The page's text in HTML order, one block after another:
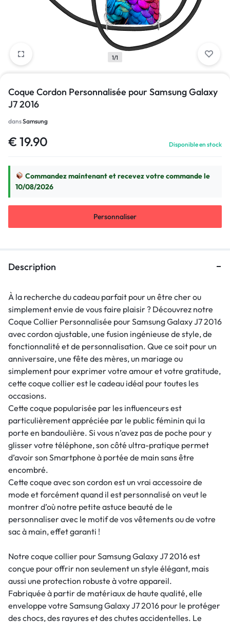
1/1
Coque Cordon Personnalisée pour Samsung Galaxy
J7 2016
dansSamsung
€ 19.90 Disponible en stock
Commandez maintenant et recevez votre commande le
10/08/2026
Personnaliser
Description
À la recherche du cadeau parfait pour un être cher ou
simplement envie de vous faire plaisir ? Découvrez notre
Coque Collier Personnalisée pour Samsung Galaxy J7 2016
avec cordon ajustable, une fusion ingénieuse de style, de
fonctionnalité et de personnalisation. Que ce soit pour un
anniversaire, une fête des mères, un mariage ou
simplement pour exprimer votre amour et votre gratitude,
cette coque collier est le cadeau idéal pour toutes les
occasions.
Cette coque popularisée par les influenceurs est
particulièrement appréciée par le public féminin qui la
porte en bandoulière. Si vous n’avez pas de poche pour y
glisser votre téléphone, son côté ultra-pratique permet
d’avoir son Smartphone à portée de main sans être
encombré.
Cette coque avec son cordon est un vrai accessoire de
mode et forcément quand il est personnalisé on veut le
montrer d’où notre petite astuce beauté de le
personnaliser avec le motif de vos vêtements ou de votre
sac à main, effet garanti !
Notre coque collier pour Samsung Galaxy J7 2016 est
conçue pour offrir non seulement un style élégant, mais
aussi une protection robuste à votre appareil.
Fabriquée à partir de matériaux de haute qualité, elle
enveloppe votre Samsung Galaxy J7 2016 pour le protéger
des chocs, des rayures et des chutes accidentelles. Le